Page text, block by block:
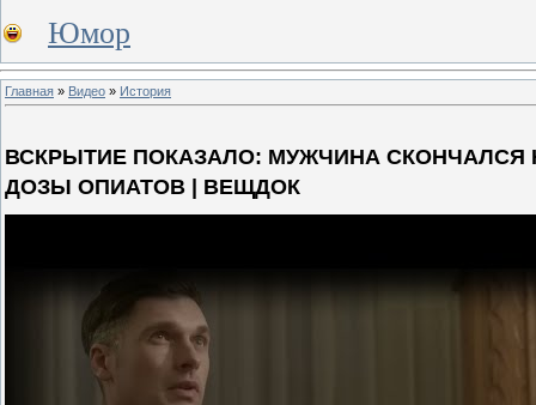
Юмор
Главная » Видео » История
ВСКРЫТИЕ ПОКАЗАЛО: МУЖЧИНА СКОНЧАЛСЯ
ДОЗЫ ОПИАТОВ | ВЕЩДОК